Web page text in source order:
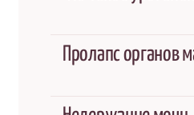
Пролапс органов